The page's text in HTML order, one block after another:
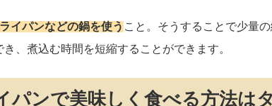
イパンなどの鍋を使う こと。そうすることで少量の
、煮込む時間を短縮することができます。
パンで美味しく食べる方法はタ